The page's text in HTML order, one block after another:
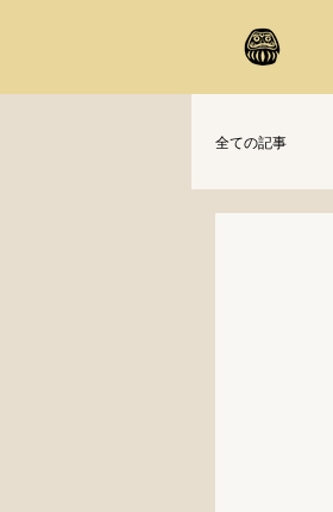
全ての記事